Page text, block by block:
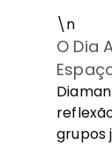
\n
O Dia
grupos